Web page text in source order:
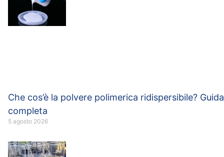
Che cos’è la polvere polimerica ridispersibile? Guida
completa
5 agosto 2026